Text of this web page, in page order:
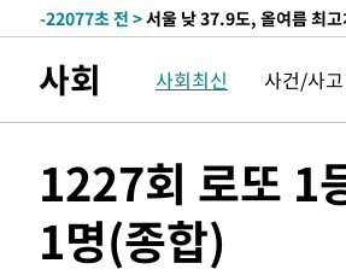
-22077초 전 >서울 낮 37.9도, 올여름 최
-17734초 전 >
[속보]코스닥, 800p 회복
-17664초 전 >[속보]코스피, 301.88포인
-15128초 전 > "여기 떨어졌다"…다누리,
-12173초 전 >손흥민, 5경기 연속골 실패
-4774초 전 >내일까지 39도 '펄펄'…기상청
사회 사회최신 사건/사고
1227회 로또 1
1명(종합)